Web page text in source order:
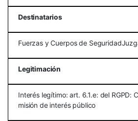
Destinatarios
Fuerzas y Cuerpos de
Legitimación
Interés legítimo: art. 6.1.e: del RGPD:
misión de interés público